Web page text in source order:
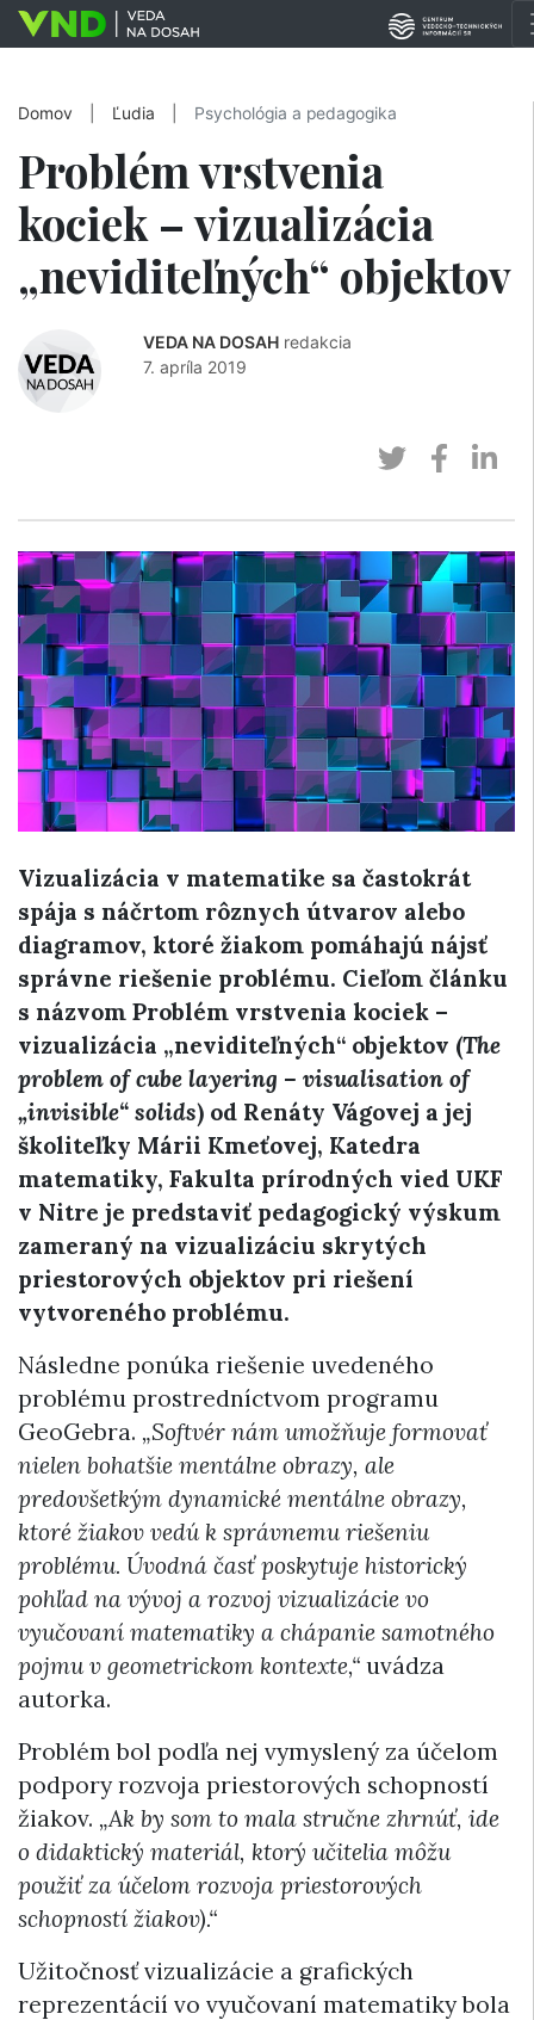
Domov Ľudia Psychológia a pedagogika
Problém vrstvenia
kociek – vizualizácia
„neviditeľných“ objektov
VEDA NA DOSAH redakcia
7. apríla 2019
Vizualizácia v matematike sa častokrát
spája s náčrtom rôznych útvarov alebo
diagramov, ktoré žiakom pomáhajú nájsť
správne riešenie problému. Cieľom článku
s názvom Problém vrstvenia kociek –
vizualizácia „neviditeľných“ objektov (The
problem of cube layering – visualisation of
„invisible“ solids) od Renáty Vágovej a jej
školiteľky Márii Kmeťovej, Katedra
matematiky, Fakulta prírodných vied UKF
v Nitre je predstaviť pedagogický výskum
zameraný na vizualizáciu skrytých
priestorových objektov pri riešení
vytvoreného problému.
Následne ponúka riešenie uvedeného
problému prostredníctvom programu
GeoGebra. „Softvér nám umožňuje formovať
nielen bohatšie mentálne obrazy, ale
predovšetkým dynamické mentálne obrazy,
ktoré žiakov vedú k správnemu riešeniu
problému. Úvodná časť poskytuje historický
pohľad na vývoj a rozvoj vizualizácie vo
vyučovaní matematiky a chápanie samotného
pojmu v geometrickom kontexte,“ uvádza
autorka.
Problém bol podľa nej vymyslený za účelom
podpory rozvoja priestorových schopností
žiakov. „Ak by som to mala stručne zhrnúť, ide
o didaktický materiál, ktorý učitelia môžu
použiť za účelom rozvoja priestorových
schopností žiakov).“
Užitočnosť vizualizácie a grafických
reprezentácií vo vyučovaní matematiky bola